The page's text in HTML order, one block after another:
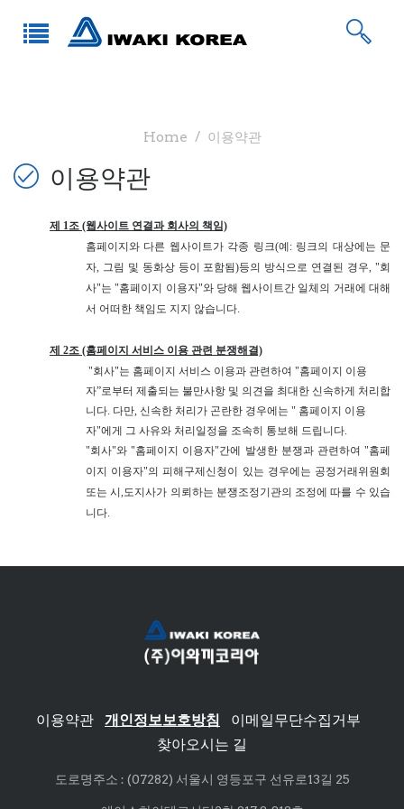
Home 이용약관
이용약관
제 1조 (웹사이트 연결과 회사의 책임)
홈페이지와 다른 웹사이트가 각종 링크(예: 링크의 대상에는 문
자, 그림 및 동화상 등이 포함됨)등의 방식으로 연결된 경우, "회
사"는 "홈페이지 이용자"와 당해 웹사이트간 일체의 거래에 대해
서 어떠한 책임도 지지 않습니다.
제 2조 (홈페이지 서비스 이용 관련 분쟁해결)
"회사"는 홈페이지 서비스 이용과 관련하여 "홈페이지 이용
자”로부터 제출되는 불만사항 및 의견을 최대한 신속하게 처리합
니다. 다만, 신속한 처리가 곤란한 경우에는 " 홈페이지 이용
자"에게 그 사유와 처리일정을 조속히 통보해 드립니다.
"회사"와 "홈페이지 이용자"간에 발생한 분쟁과 관련하여 "홈페
이지 이용자"의 피해구제신청이 있는 경우에는 공정거래위원회
또는 시,도지사가 의뢰하는 분쟁조정기관의 조정에 따를 수 있습
니다.
이용약관 개인정보보호방침 이메일무단수집거부
찾아오시는 길
도로명주소 : (07282) 서울시 영등포구 선유로13길 25